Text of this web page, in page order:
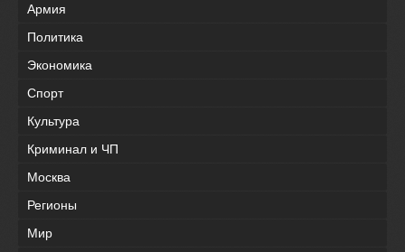
Армия
Политика
Экономика
Спорт
Культура
Криминал и ЧП
Москва
Регионы
Мир